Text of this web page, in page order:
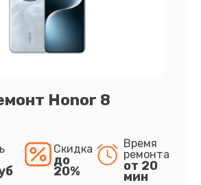
Honor 8
Скидка
до
20%
Время
ремонта
от 20
мин